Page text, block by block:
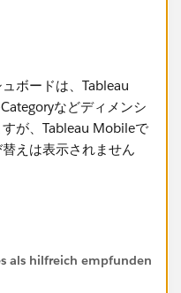
ボードは、Tableau
などディメンシ
が、Tableau Mobileで
えは表示されません
思われます。
als hilfreich empfunden